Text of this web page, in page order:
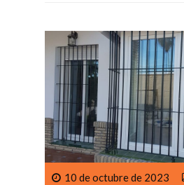
10 de octubre de 2023